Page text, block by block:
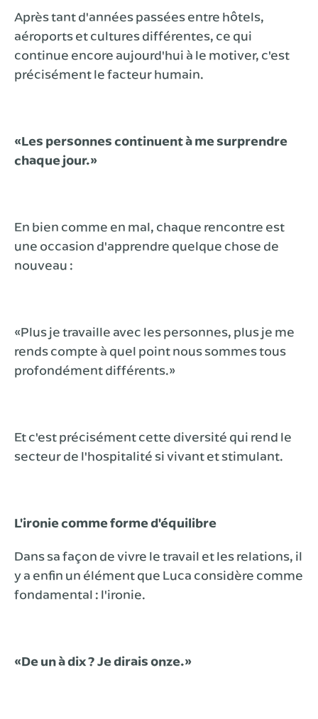
Après tant d'années passées entre hôtels,
aéroports et cultures différentes, ce qui
continue encore aujourd'hui à le motiver, c'est
précisément le facteur humain.
«Les personnes continuent à me surprendre
chaque jour.»
En bien comme en mal, chaque rencontre est
une occasion d'apprendre quelque chose de
nouveau :
«Plus je travaille avec les personnes, plus je me
rends compte à quel point nous sommes tous
profondément différents.»
Et c'est précisément cette diversité qui rend le
secteur de l'hospitalité si vivant et stimulant.
L'ironie comme forme d'équilibre
Dans sa façon de vivre le travail et les relations, il
y a enfin un élément que Luca considère comme
fondamental : l'ironie.
«De un à dix ? Je dirais onze.»